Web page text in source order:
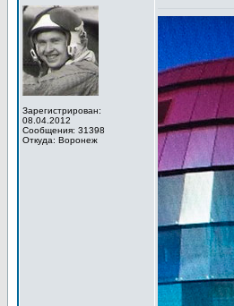
Зарегистрирован:
08.04.2012
Сообщения: 31398
Откуда: Воронеж